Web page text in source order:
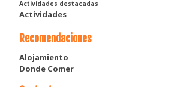
Actividades destacadas
Actividades
Recomendaciones
Alojamiento
Donde Comer